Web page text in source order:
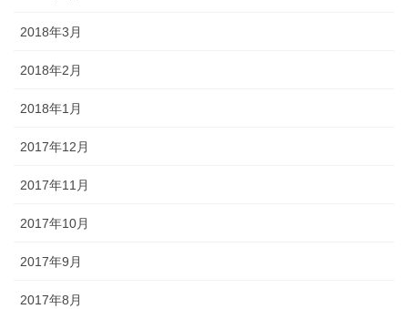
2018年3月
2018年2月
2018年1月
2017年12月
2017年11月
2017年10月
2017年9月
2017年8月